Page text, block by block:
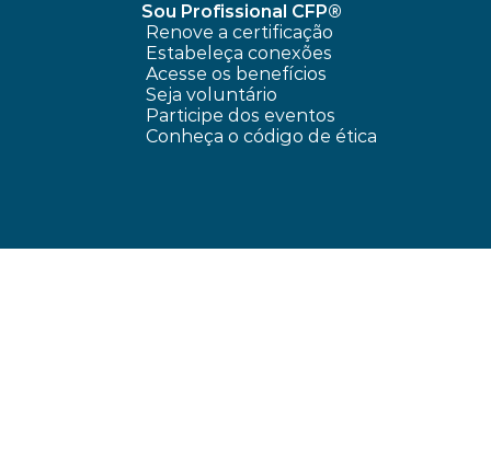
Sou Profissional CFP®
Renove a certificação
Estabeleça conexões
Acesse os benefícios
Seja voluntário
Participe dos eventos
Conheça o código de ética